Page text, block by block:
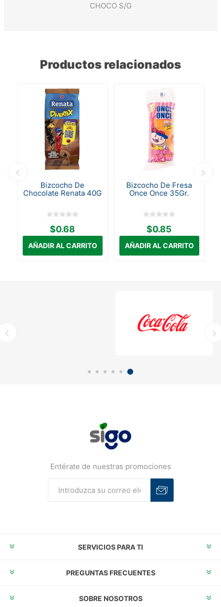
CHOCO S/G
Productos relacionados
Bizcocho De
Chocolate Renata 40G
$0.68
Bizcocho De Fresa
Once Once 35Gr.
$0.85
Entérate de nuestras promociones
SERVICIOS PARA TI
PREGUNTAS FRECUENTES
SOBRE NOSOTROS